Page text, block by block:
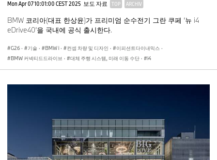
Mon Apr 07 10:01:00 CEST 2025 보도 자료 TOP ARCHIV
BMW 코리아(대표 한상윤)가 프리미엄 순수전기 그란 쿠페 ‘뉴 i4
eDrive40’을 국내에 공식 출시한다.
G26 · 기술 · BMW i · 컨셉 차량 및 디자인 · 이피션트다이내믹스 ·
BMW 커넥티드드라이브 · 대체 주행 시스템, 미래 이동 수단 · i4